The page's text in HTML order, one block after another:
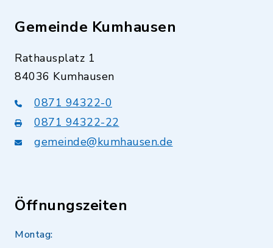
Gemeinde Kumhausen
Rathausplatz 1
84036 Kumhausen
0871 94322-0
0871 94322-22
gemeinde@kumhausen.de
Öffnungszeiten
Montag: